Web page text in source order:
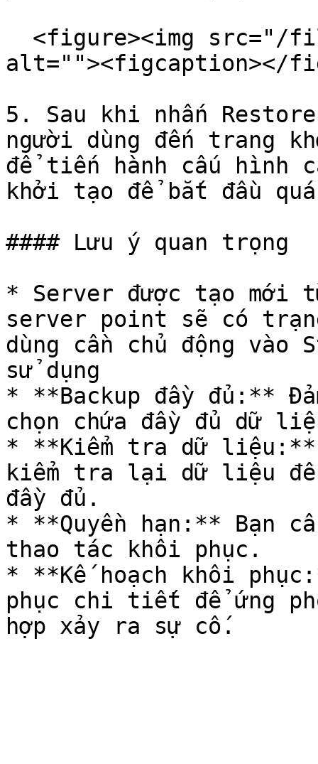
alt=""><figcaption></
5. Sau khi nhấn
người dùng đến trang
để tiến hành cấu hình
khởi tạo để bắt đầu
#### Lưu ý quan trọng
* Server được tạo mới
server point sẽ có
dùng cần chủ động
sử dụng
* **Backup đầy đủ:**
chọn chứa đầy đủ dữ
* **Kiểm tra dữ liệu:**
kiểm tra lại dữ liệu để
đầy đủ.
* **Quyền hạn:** Bạn
thao tác khôi phục.
* **Kế hoạch khôi
phục chi tiết để ứng